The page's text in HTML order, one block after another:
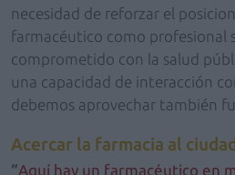
necesidad de reforzar el
farmacéutico como profesional
comprometido con la salud
una capacidad de interacción
debemos aprovechar también
Acercar la farmacia al
“Aquí hay un farmacéutico en